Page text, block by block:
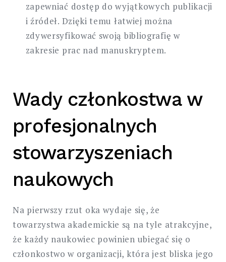
zapewniać dostęp do wyjątkowych publikacji
i źródeł. Dzięki temu łatwiej można
zdywersyfikować swoją bibliografię w
zakresie prac nad manuskryptem.
Wady członkostwa w
profesjonalnych
stowarzyszeniach
naukowych
Na pierwszy rzut oka wydaje się, że
towarzystwa akademickie są na tyle atrakcyjne,
że każdy naukowiec powinien ubiegać się o
członkostwo w organizacji, która jest bliska jego